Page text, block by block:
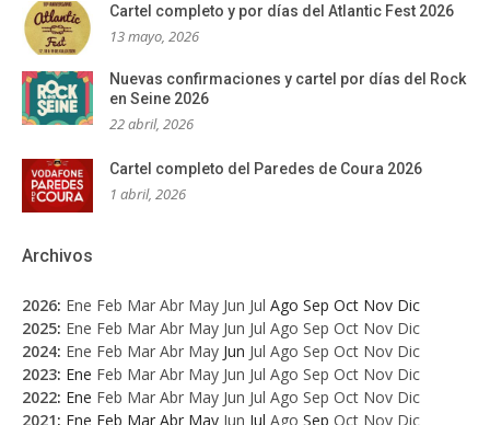
Cartel completo y por días del Atlantic Fest 2026
13 mayo, 2026
Nuevas confirmaciones y cartel por días del Rock
en Seine 2026
22 abril, 2026
Cartel completo del Paredes de Coura 2026
1 abril, 2026
Archivos
2026: Ene Feb Mar Abr May Jun Jul Ago Sep Oct Nov Dic
2025: Ene Feb Mar Abr May Jun Jul Ago Sep Oct Nov Dic
2024: Ene Feb Mar Abr May Jun Jul Ago Sep Oct Nov Dic
2023: Ene Feb Mar Abr May Jun Jul Ago Sep Oct Nov Dic
2022: Ene Feb Mar Abr May Jun Jul Ago Sep Oct Nov Dic
2021: Ene Feb Mar Abr May Jun Jul Ago Sep Oct Nov Dic